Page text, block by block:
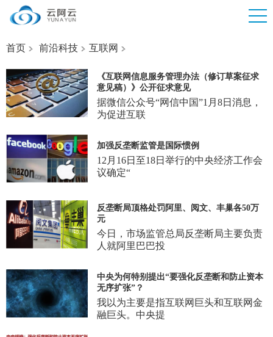
首页 前沿科技 互联网
《互联网信息服务管理办法（修订草案征求
意见稿）》公开征求意见
据微信公众号“网信中国”1月8日消息，
为促进互联
加强反垄断监管是国际惯例
12月16日至18日举行的中央经济工作会
议确定“
反垄断局顶格处罚阿里、阅文、丰巢各50万
元
今日，市场监管总局反垄断局主要负责
人就阿里巴巴投
中央为何特别提出“要强化反垄断和防止资本
无序扩张”？
我以为主要是指互联网巨头和互联网金
融巨头。中央提